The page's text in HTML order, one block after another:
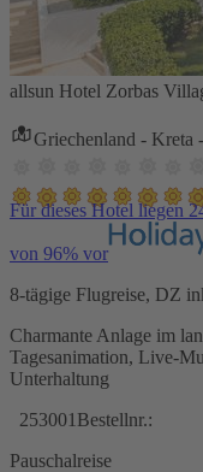
allsun Hotel Zorbas
Griechenland - Kreta
Für dieses Hotel liegen
von 96% vor
8-tägige Flugreise, DZ
Charmante Anlage im
Tagesanimation, Live-
Unterhaltung
253001 Bestellnr.:
Pauschalreise